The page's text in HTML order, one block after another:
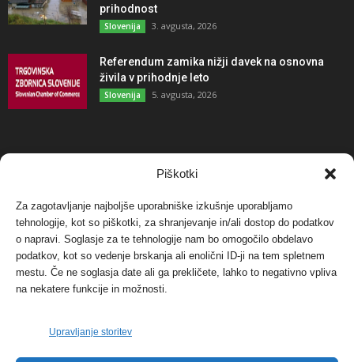
Piškotki
Za zagotavljanje najboljše uporabniške izkušnje uporabljamo
tehnologije, kot so piškotki, za shranjevanje in/ali dostop do podatkov
o napravi. Soglasje za te tehnologije nam bo omogočilo obdelavo
podatkov, kot so vedenje brskanja ali enolični ID-ji na tem spletnem
mestu. Če ne soglasja date ali ga prekličete, lahko to negativno vpliva
na nekatere funkcije in možnosti.
Upravljanje storitev
prihodnost
Slovenija 3. avgusta, 2026
Referendum zamika nižji davek na osnovna
živila v prihodnje leto
Slovenija 5. avgusta, 2026
NAJBOLJ KOMENTIRANO
Protest proti vetrnim elektrarnam na Ojstrici, v
svetu pa vedno bolj...
Dogodki 12. maja, 2017
Tožilstvo v Celovcu v korist elektrarnam
Verbund
FOTO: Razstava cvetličarskega mojstra Andreja